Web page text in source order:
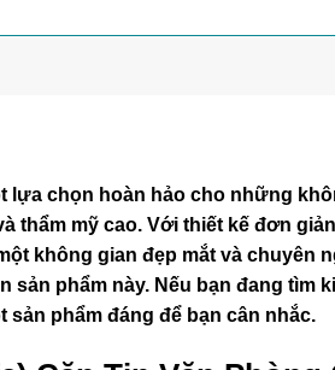
lựa chọn hoàn hảo cho những
thẩm mỹ cao. Với thiết kế đơn
không gian đẹp mắt và chuyên
phẩm này. Nếu bạn đang tìm
sản phẩm đáng để bạn cân nhắc.